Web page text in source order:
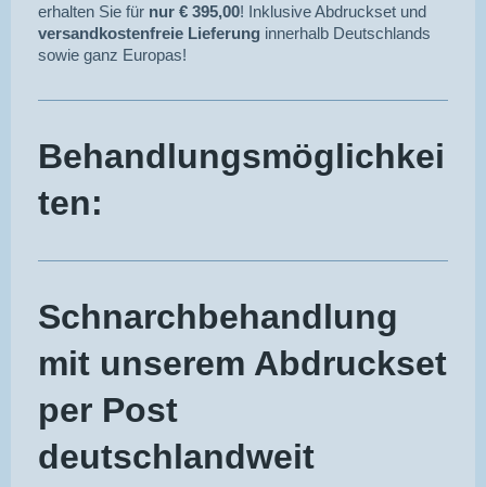
erhalten Sie für nur € 395,00! Inklusive Abdruckset und
versandkostenfreie Lieferung innerhalb Deutschlands
sowie ganz Europas!
Behandlungsmöglichkei
ten:
Schnarchbehandlung
mit unserem Abdruckset
per Post
deutschlandweit